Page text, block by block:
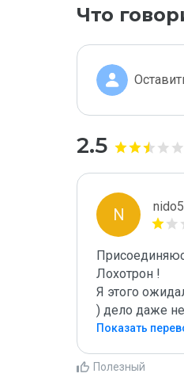
Что
2.5
N nido5
Лохотрон !
Я этого
) дело даже
Показать
Полезный